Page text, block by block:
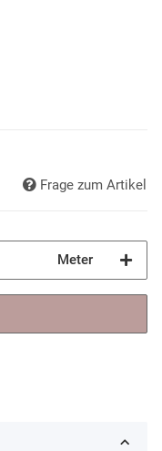
Frage zum Artikel
Meter